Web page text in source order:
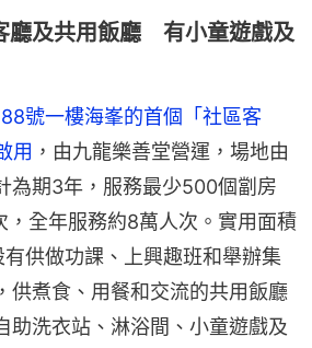
廳及共用飯廳 有小童遊戲及
號一樓海峯的首個「社區客
用 ，由九龍樂善堂營運，場地由
為期3年，服務最少500個劏房
，全年服務約8萬人次。實用面積
供做功課、上興趣班和舉辦集
供煮食、用餐和交流的共用飯廳
助洗衣站、淋浴間、小童遊戲及